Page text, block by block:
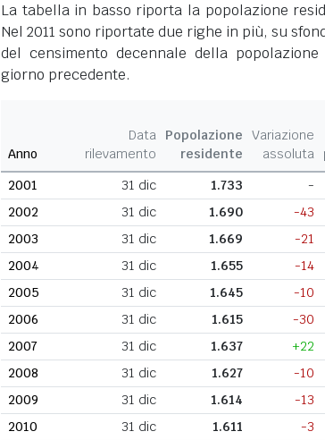
La tabella in basso riporta la popolazione
Nel 2011 sono riportate due righe in più, su
del censimento decennale della
giorno precedente.
Anno
Data
rilevamento
Popolazione
residente
Variazione
assoluta
2001
31 dic 1.733 -
2002
31 dic 1.690 -43
2003
31 dic 1.669 -21
2004
31 dic 1.655 -14
2005
31 dic 1.645 -10
2006
31 dic 1.615 -30
2007
31 dic 1.637 +22
2008
31 dic 1.627 -10
2009
31 dic 1.614 -13
2010
31 dic 1.611 -3